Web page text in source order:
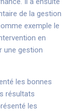
de la gestion
exemple le
en
une gestion
les bonnes
résultats
les